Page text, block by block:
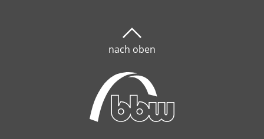
nach oben